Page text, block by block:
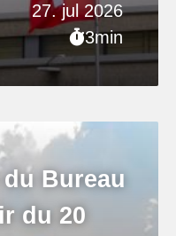
27. jul 2026
3min
du Bureau
du 20